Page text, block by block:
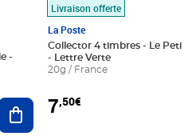
Ajouter au panier
Livraison offerte
La Poste
Collector 4 timbres - Le Petit
- Lettre Verte
20g / France
7,50€